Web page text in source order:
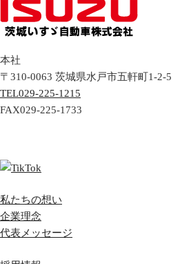
本社
〒310-0063 茨城県水戸市五軒町1-2-5
TEL029-225-1215
FAX029-225-1733
私たちの想い
企業理念
代表メッセージ